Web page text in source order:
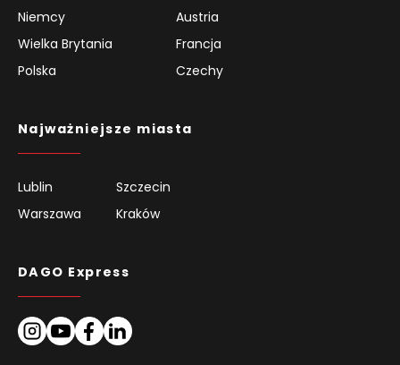
Niemcy
Austria
Wielka Brytania
Francja
Polska
Czechy
Najważniejsze miasta
Lublin
Szczecin
Warszawa
Kraków
DAGO Express